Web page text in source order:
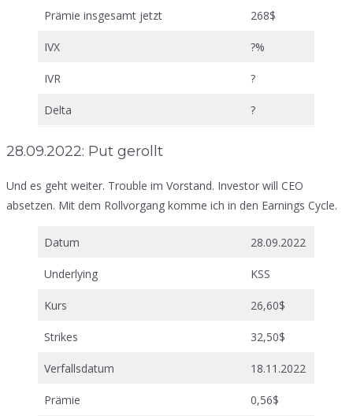
Prämie insgesamt jetzt 268$
IVX ?%
IVR ?
Delta ?
28.09.2022: Put gerollt
Und es geht weiter. Trouble im Vorstand. Investor will CEO
absetzen. Mit dem Rollvorgang komme ich in den Earnings Cycle.
Datum 28.09.2022
Underlying KSS
Kurs 26,60$
Strikes 32,50$
Verfallsdatum 18.11.2022
Prämie 0,56$